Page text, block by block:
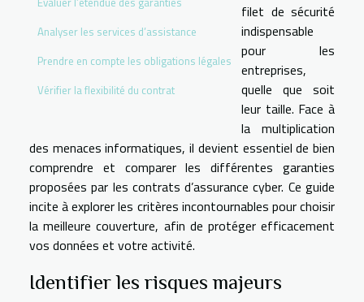
Analyser les services d’assistance
Prendre en compte les obligations légales
Vérifier la flexibilité du contrat
filet de sécurité
indispensable
pour les
entreprises,
quelle que soit
leur taille. Face à
la multiplication
des menaces informatiques, il devient essentiel de bien
comprendre et comparer les différentes garanties
proposées par les contrats d’assurance cyber. Ce guide
incite à explorer les critères incontournables pour choisir
la meilleure couverture, afin de protéger efficacement
vos données et votre activité.
Identifier les risques majeurs